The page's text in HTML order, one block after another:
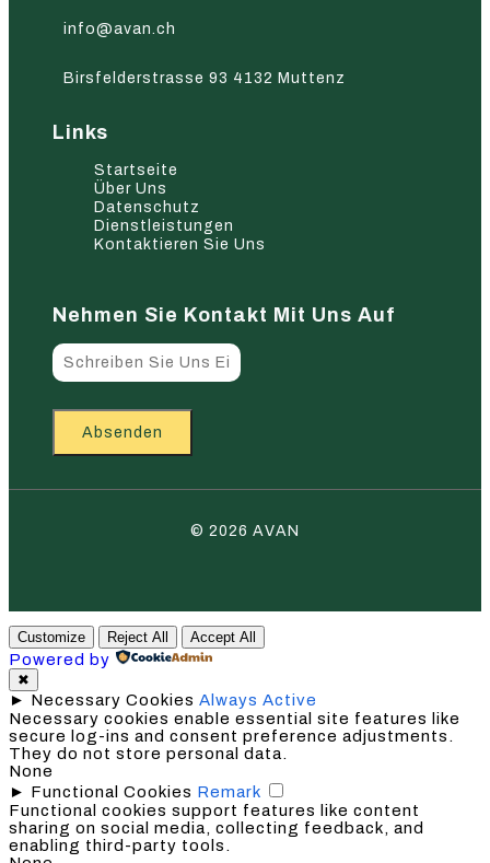
info@avan.ch
Birsfelderstrasse 93 4132 Muttenz
Links
Startseite
Über Uns
Datenschutz
Dienstleistungen
Kontaktieren Sie Uns
Nehmen Sie Kontakt Mit Uns Auf
Absenden
© 2026 AVAN
Customize Reject All Accept All
Powered by
✖
► Necessary Cookies Always Active
Necessary cookies enable essential site features like
secure log-ins and consent preference adjustments.
They do not store personal data.
None
► Functional Cookies Remark
Functional cookies support features like content
sharing on social media, collecting feedback, and
enabling third-party tools.